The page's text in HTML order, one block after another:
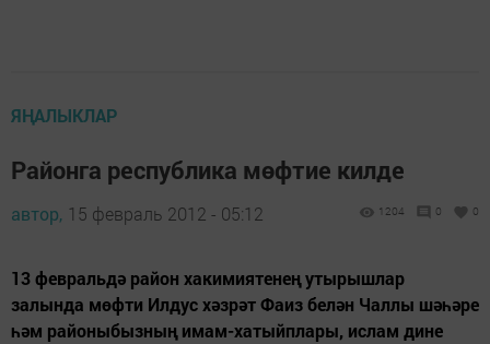
ЯҢАЛЫКЛАР
Районга республика мөфтие килде
автор, 15 февраль 2012 - 05:12 1204 0 0
13 февральдә район хакимиятенең утырышлар
залында мөфти Илдус хәзрәт Фаиз белән Чаллы шәһәре
һәм районыбызның имам-хатыйплары, ислам дине